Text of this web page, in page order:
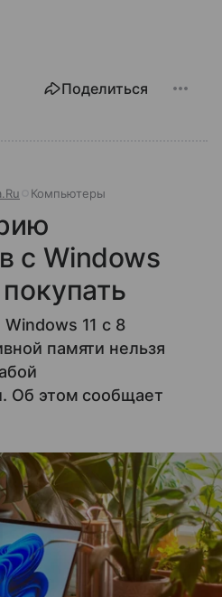
Поделиться
Компьютеры
с Windows
11 c 8
памяти нельзя
Об этом сообщает